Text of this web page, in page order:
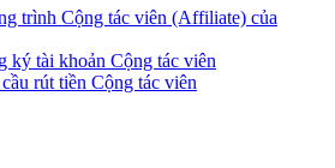
trình Cộng tác viên (Affiliate) của
ký tài khoản Cộng tác viên
rút tiền Cộng tác viên